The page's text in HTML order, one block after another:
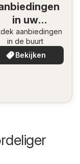
in uw
omgeving
aanbiedingen
in de buurt
Bekijken